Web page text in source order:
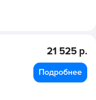
21 525 р.
Подробнее